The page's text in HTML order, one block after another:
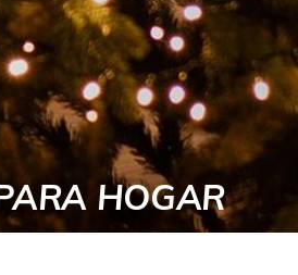
EXISTENTE